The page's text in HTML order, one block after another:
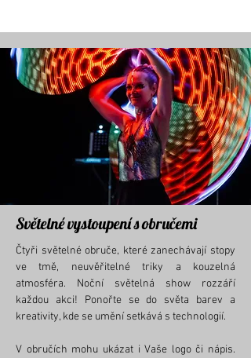
Světelné vystoupení s obručemi
Čtyři světelné obruče, které zanechávají stopy
ve tmě, neuvěřitelné triky a kouzelná
atmosféra. Noční světelná show rozzáří
každou akci! Ponořte se do světa barev a
kreativity, kde se umění setkává s technologií.
V obručích mohu ukázat i Vaše logo či nápis.